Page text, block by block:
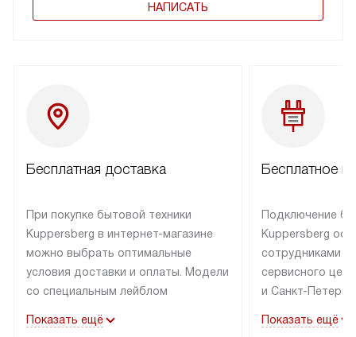
НАПИСАТЬ
Бесплатная доставка
При покупке бытовой техники
Kuppersberg в интернет-магазине
можно выбрать оптимальные
условия доставки и оплаты. Модели
со специальным лейблом
в пределах МКАД до подъезда,
Показать ещё
Бесплатное
Подключение
Kuppersberg
сотрудниками
сервисного
и Санкт-
подключается к
Показать ещё